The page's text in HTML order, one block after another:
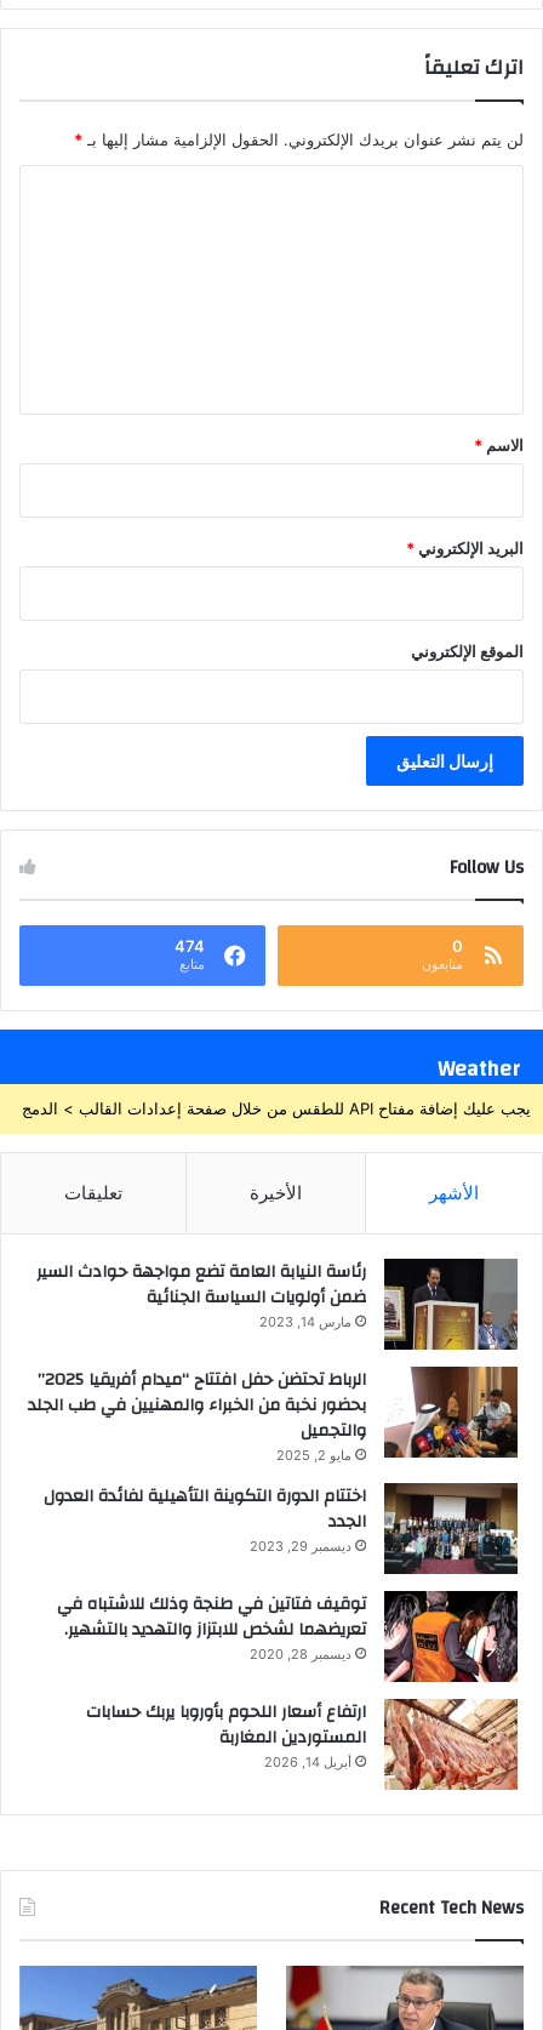
اترك تعليقاً
لن يتم نشر عنوان بريدك الإلكتروني. الحقول الإلزامية مشار إليها بـ *
*
الاسم *
البريد الإلكتروني*
الموقع الإلكتروني
Follow Us
0
متابعون
474
متابع
Weather
يجب عليك إضافة مفتاح API للطقس من خلال صفحة إعدادات القالب > الدمج
الأشهر الأخيرة تعليقات
رئاسة النيابة العامة تضع مواجهة حوادث السير
ضمن أولويات السياسة الجنائية
مارس 14, 2023
الرباط تحتضن حفل افتتاح “ميدام أفريقيا 2025”
بحضور نخبة من الخبراء والمهنيين في طب الجلد
والتجميل
مايو 2, 2025
اختتام الدورة التكوينة التأهيلية لفائدة العدول
الجدد
ديسمبر 29, 2023
توقيف فتاتين في طنجة وذلك للاشتباه في
تعريضهما لشخص للابتزاز والتهديد بالتشهير.
ديسمبر 28, 2020
ارتفاع أسعار اللحوم بأوروبا يربك حسابات
المستوردين المغاربة
أبريل 14, 2026
Recent Tech News